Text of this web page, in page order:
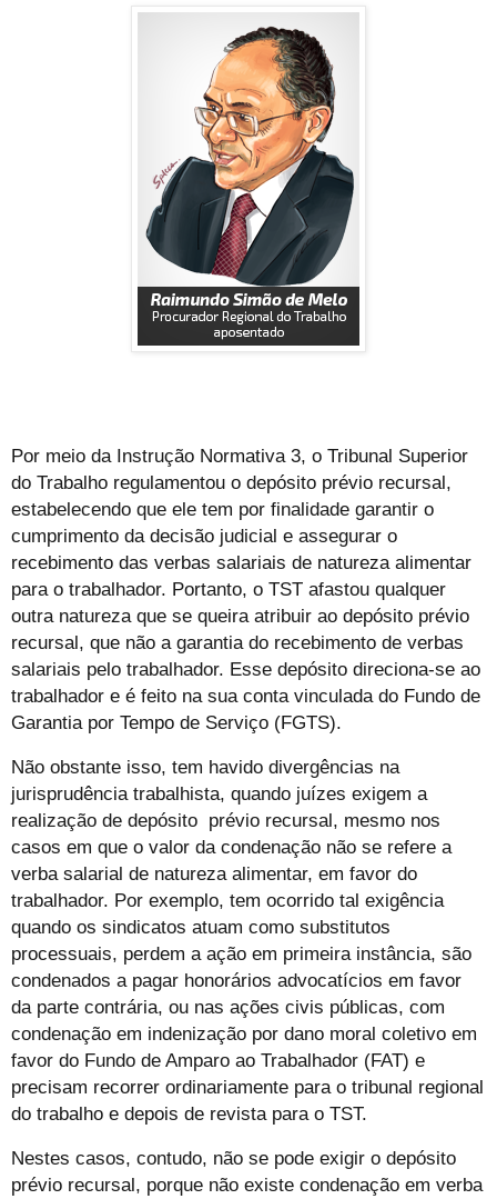
Por meio da Instrução Normativa 3, o Tribunal Superior
do Trabalho regulamentou o depósito prévio recursal,
estabelecendo que ele tem por finalidade garantir o
cumprimento da decisão judicial e assegurar o
recebimento das verbas salariais de natureza alimentar
para o trabalhador. Portanto, o TST afastou qualquer
outra natureza que se queira atribuir ao depósito prévio
recursal, que não a garantia do recebimento de verbas
salariais pelo trabalhador. Esse depósito direciona-se ao
trabalhador e é feito na sua conta vinculada do Fundo de
Garantia por Tempo de Serviço (FGTS).
Não obstante isso, tem havido divergências na
jurisprudência trabalhista, quando juízes exigem a
realização de depósito prévio recursal, mesmo nos
casos em que o valor da condenação não se refere a
verba salarial de natureza alimentar, em favor do
trabalhador. Por exemplo, tem ocorrido tal exigência
quando os sindicatos atuam como substitutos
processuais, perdem a ação em primeira instância, são
condenados a pagar honorários advocatícios em favor
da parte contrária, ou nas ações civis públicas, com
condenação em indenização por dano moral coletivo em
favor do Fundo de Amparo ao Trabalhador (FAT) e
precisam recorrer ordinariamente para o tribunal regional
do trabalho e depois de revista para o TST.
Nestes casos, contudo, não se pode exigir o depósito
prévio recursal, porque não existe condenação em verba